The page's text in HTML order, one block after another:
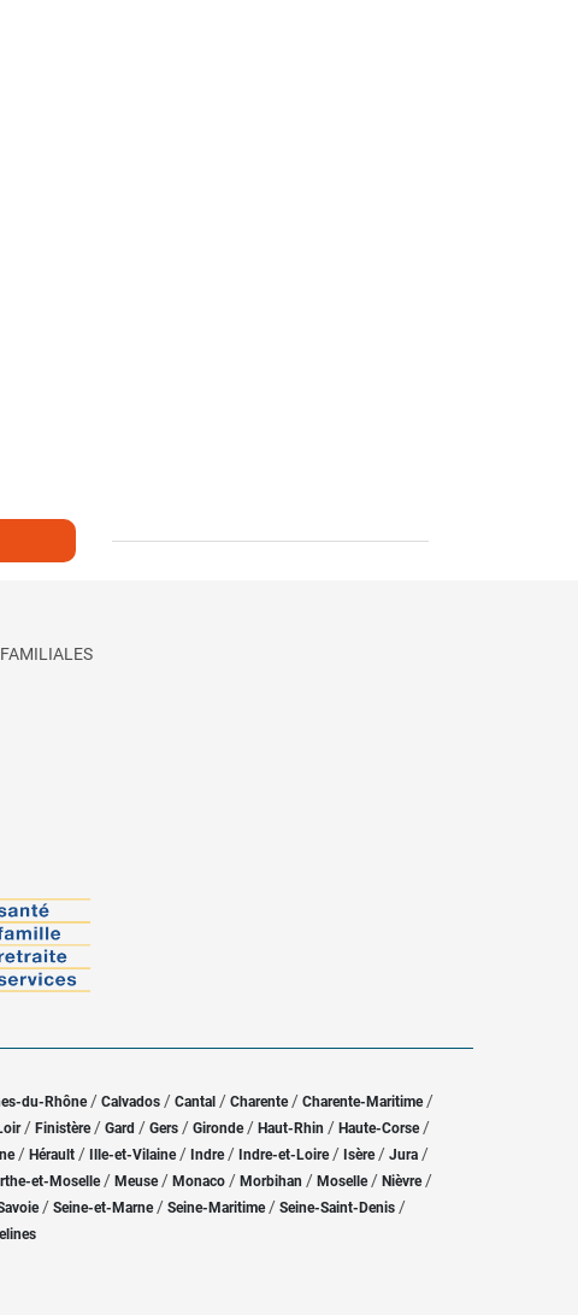
du-Rhône/ Calvados / Cantal / Charente / Charente-Maritime/
/ Finistère/ Gard / Gers / Gironde/ Haut-Rhin / Haute-Corse/
/ Hérault / Ille-et-Vilaine/ Indre/ Indre-et-Loire/ Isère/ Jura /
et-Moselle/ Meuse/ Monaco / Morbihan / Moselle/ Nièvre /
/ Seine-et-Marne/ Seine-Maritime/ Seine-Saint-Denis /